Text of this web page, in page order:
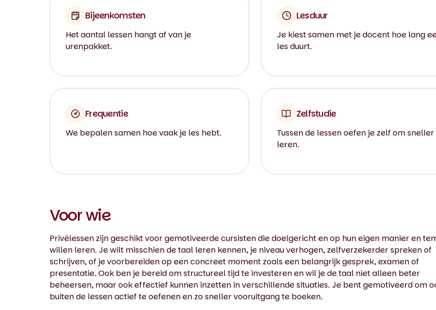
Bijeenkomsten
Het aantal lessen hangt af van je
urenpakket.
Lesduur
Je kiest samen met je docent hoe lang
les duurt.
Frequentie
We bepalen samen hoe vaak je les hebt.
Zelfstudie
Tussen de lessen oefen je zelf om
leren.
Voor wie
Privélessen zijn geschikt voor gemotiveerde cursisten die doelgericht en op hun eigen manier en
willen leren. Je wilt misschien de taal leren kennen, je niveau verhogen, zelfverzekerder spreken of
schrijven, of je voorbereiden op een concreet moment zoals een belangrijk gesprek, examen of
presentatie. Ook ben je bereid om structureel tijd te investeren en wil je de taal niet alleen beter
beheersen, maar ook effectief kunnen inzetten in verschillende situaties. Je bent gemotiveerd om
buiten de lessen actief te oefenen en zo sneller vooruitgang te boeken.